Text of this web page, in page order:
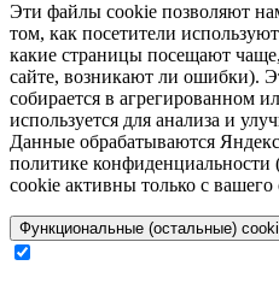
Эти файлы cookie позволяют
том, как посетители
какие страницы посещают
сайте, возникают ли ошибки).
собирается в агрегированном
используется для анализа и
Данные обрабатываются
политике конфиденциальности
cookie активны только с вашего
Функциональные (остальные)